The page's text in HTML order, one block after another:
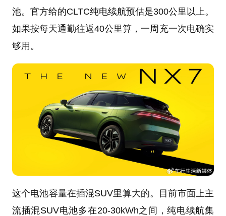
池。官方给的CLTC纯电续航预估是300公里以上。
如果按每天通勤往返40公里算，一周充一次电确实
够用。
这个电池容量在插混SUV里算大的。目前市面上主
流插混SUV电池多在20-30kWh之间，纯电续航集